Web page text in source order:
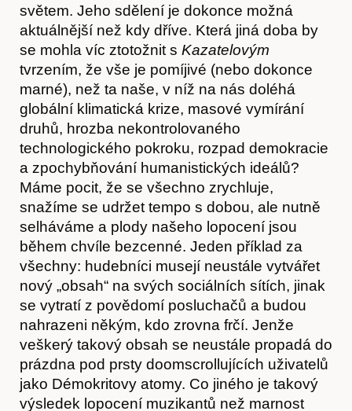
světem. Jeho sdělení je dokonce možná
aktuálnější než kdy dříve. Která jiná doba by
se mohla víc ztotožnit s Kazatelovým
tvrzením, že vše je pomíjivé (nebo dokonce
marné), než ta naše, v níž na nás doléhá
globální klimatická krize, masové vymírání
druhů, hrozba nekontrolovaného
technologického pokroku, rozpad demokracie
a zpochybňování humanistických ideálů?
Máme pocit, že se všechno zrychluje,
snažíme se udržet tempo s dobou, ale nutně
selháváme a plody našeho lopocení jsou
během chvíle bezcenné. Jeden příklad za
všechny: hudebníci musejí neustále vytvářet
nový „obsah“ na svých sociálních sítích, jinak
se vytratí z povědomí posluchačů a budou
nahrazeni někým, kdo zrovna frčí. Jenže
veškerý takový obsah se neustále propadá do
prázdna pod prsty doomscrollujících uživatelů
jako Démokritovy atomy. Co jiného je takový
výsledek lopocení muzikantů než marnost